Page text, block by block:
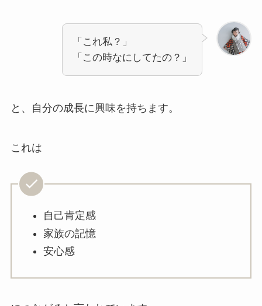
「これ私？」
「この時なにしてたの？」
と、自分の成長に興味を持ちます。
これは
自己肯定感
家族の記憶
安心感